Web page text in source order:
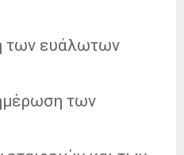
των ευάλωτων
των